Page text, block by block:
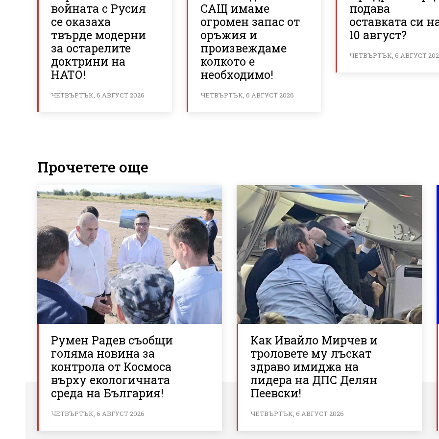
войната с Русия
се оказаха
твърде модерни
за остарелите
доктрини на
НАТО!
ЧЕТВЪРТЪК, 6 АВГУСТ 2026
САЩ имаме
огромен запас от
оръжия и
произвеждаме
колкото е
необходимо!
ЧЕТВЪРТЪК, 6 АВГУСТ 2026
подава
оставката си
10 август?
ЧЕТВЪРТЪК, 6 АВГУСТ
Прочетете още
Румен Радев съобщи
голяма новина за
контрола от Космоса
върху екологичната
среда на България!
ЧЕТВЪРТЪК, 6 АВГУСТ 2026
Как Ивайло Мирчев и
троловете му лъскат
здраво имиджа на
лидера на ДПС Делян
Пеевски!
ЧЕТВЪРТЪК, 6 АВГУСТ 2026